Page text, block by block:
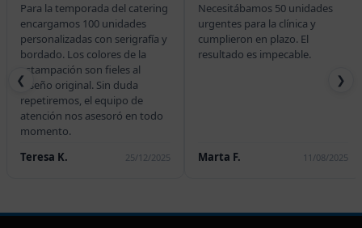
❮
la temporada del catering
100 unidades
con serigrafía y
Los colores de la
son fieles al
original. Sin duda
el equipo de
nos asesoró en todo
K.
25/12/2025
Necesitábamos 50 unidades
urgentes para la clínica y
cumplieron en plazo. El
resultado es impecable.
Marta F. 11/08/2025
❯